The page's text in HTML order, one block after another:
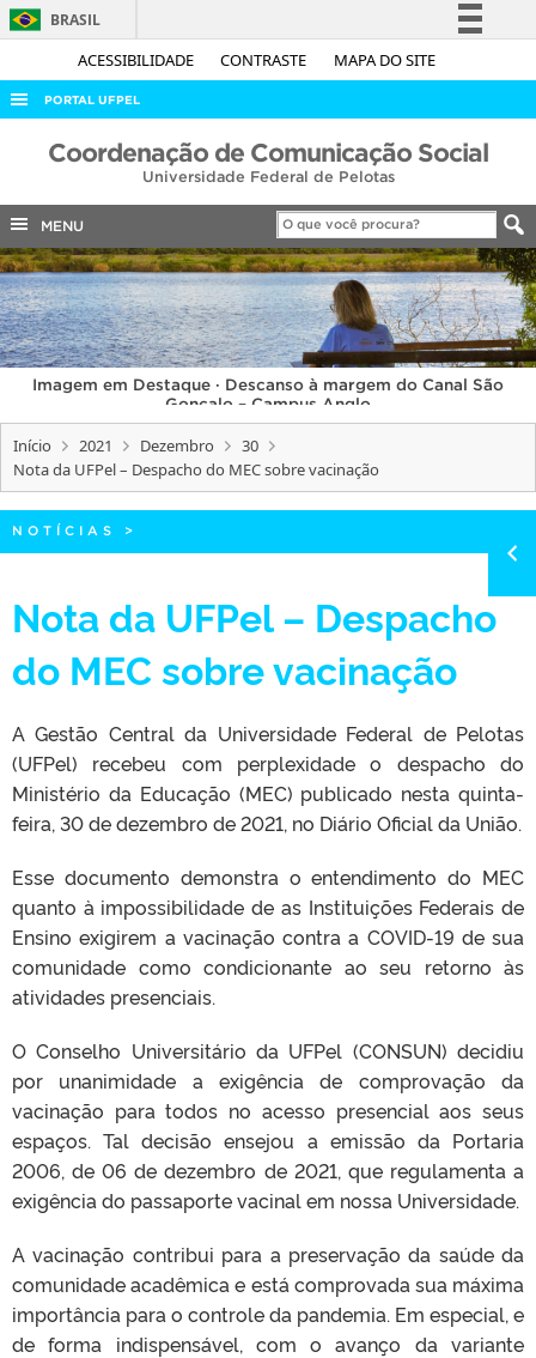
ACESSIBILIDADE CONTRASTE MAPA DO SITE
BRASIL
Simplifique!
Acesso à informação
Legislação
Canais
PORTAL UFPEL
ACESSO À INFORMAÇÃO
COBALTO
CONCURSOS
EDITAIS
INTERNACIONAL
OUVIDORIA
PORTARIAS
TELEFONES
Coordenação de Comunicação Social
Universidade Federal de Pelotas
MENU
Imagem em Destaque · Descanso à margem do Canal São
Gonçalo – Campus Anglo
Início 2021 Dezembro
30
Nota da UFPel – Despacho do MEC sobre vacinação
NOTÍCIAS >
Nota da UFPel – Despacho
do MEC sobre vacinação
A Gestão Central da Universidade Federal de Pelotas
(UFPel) recebeu com perplexidade o despacho do
Ministério da Educação (MEC) publicado nesta quinta-
feira, 30 de dezembro de 2021, no Diário Oficial da União.
Esse documento demonstra o entendimento do MEC
quanto à impossibilidade de as Instituições Federais de
Ensino exigirem a vacinação contra a COVID-19 de sua
comunidade como condicionante ao seu retorno às
atividades presenciais.
O Conselho Universitário da UFPel (CONSUN) decidiu
por unanimidade a exigência de comprovação da
vacinação para todos no acesso presencial aos seus
espaços. Tal decisão ensejou a emissão da Portaria
2006, de 06 de dezembro de 2021, que regulamenta a
exigência do passaporte vacinal em nossa Universidade.
A vacinação contribui para a preservação da saúde da
comunidade acadêmica e está comprovada sua máxima
importância para o controle da pandemia. Em especial, e
de forma indispensável, com o avanço da variante